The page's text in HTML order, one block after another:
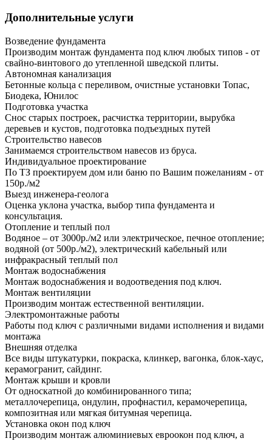
Дополнительные услуги
Возведение фундамента
Производим монтаж фундамента под ключ любых типов - от
свайно-винтового до утепленной шведской плиты.
Автономная канализация
Бетонные кольца с переливом, очистные установки Топас,
Биодека, Юнилос
Подготовка участка
Снос старых построек, расчистка территории, вырубка
деревьев и кустов, подготовка подъездных путей
Строительство навесов
Занимаемся строительством навесов из бруса.
Индивидуальное проектирование
По ТЗ проектируем дом или баню по Вашим пожеланиям - от
150р./м2
Выезд инженера-геолога
Оценка уклона участка, выбор типа фундамента и
консультация.
Отопление и теплый пол
Водяное – от 3000р./м2 или электрическое, печное отопление;
водяной (от 500р./м2), электрический кабельный или
инфракрасный теплый пол
Монтаж водоснабжения
Монтаж водоснабжения и водоотведения под ключ.
Монтаж вентиляции
Производим монтаж естественной вентиляции.
Электромонтажные работы
Работы под ключ с различными видами исполнения и видами
монтажа
Внешняя отделка
Все виды штукатурки, покраска, клинкер, вагонка, блок-хаус,
керамогранит, сайдинг.
Монтаж крыши и кровли
От односкатной до комбинированного типа;
металлочерепица, ондулин, профнастил, керамочерепица,
композитная или мягкая битумная черепица.
Установка окон под ключ
Производим монтаж алюминиевых евроокон под ключ, а